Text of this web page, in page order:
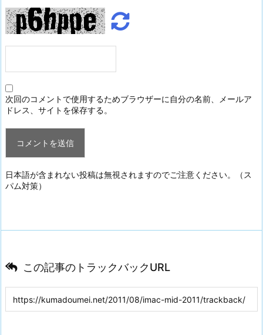
次回のコメントで使用するためブラウザーに自分の名前、メールア
ドレス、サイトを保存する。
日本語が含まれない投稿は無視されますのでご注意ください。（ス
パム対策）
この記事のトラックバックURL